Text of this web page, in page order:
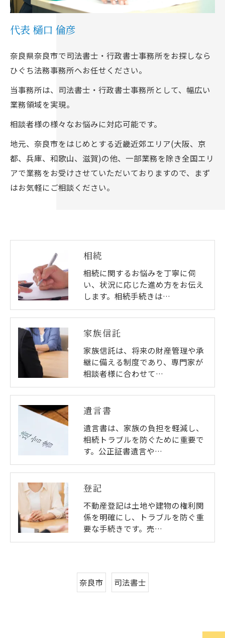
代表 樋口 倫彦
奈良県奈良市で司法書士・行政書士事務所をお探しなら
ひぐち法務事務所へお任せください。
当事務所は、司法書士・行政書士事務所として、幅広い
業務領域を実現。
相談者様の様々なお悩みに対応可能です。
地元、奈良市をはじめとする近畿近郊エリア(大阪、京
都、兵庫、和歌山、滋賀)の他、一部業務を除き全国エリ
アで業務をお受けさせていただいておりますので、まず
はお気軽にご相談ください。
相続
相続に関するお悩みを丁寧に伺
い、状況に応じた進め方をお伝え
します。相続手続きは…
家族信託
家族信託は、将来の財産管理や承
継に備える制度であり、専門家が
相談者様に合わせて…
遺言書
遺言書は、家族の負担を軽減し、
相続トラブルを防ぐために重要で
す。公正証書遺言や…
登記
不動産登記は土地や建物の権利関
係を明確にし、トラブルを防ぐ重
要な手続きです。売…
奈良市 司法書士
お問い合わせはこちら